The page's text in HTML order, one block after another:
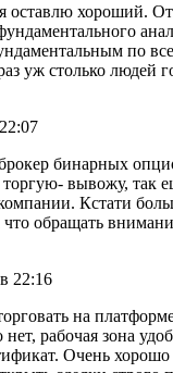
оставлю хороший.
по
уж столько людей
бинарных
торгую- вывожу, так
Кстати
что обращать
22:16
на
нет, рабочая зона
Очень хорошо